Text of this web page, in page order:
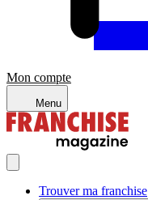
Mon compte
Menu
Trouver ma franchise